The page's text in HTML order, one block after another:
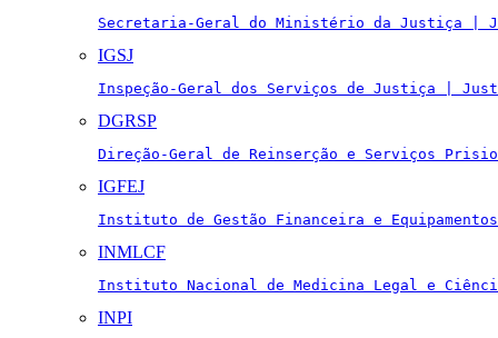
Secretaria-Geral do Ministério da Justiça |
IGSJ
Inspeção-Geral dos Serviços de Justiça |
DGRSP
Direção-Geral de Reinserção e Serviços
IGFEJ
Instituto de Gestão Financeira e
INMLCF
Instituto Nacional de Medicina Legal e
INPI